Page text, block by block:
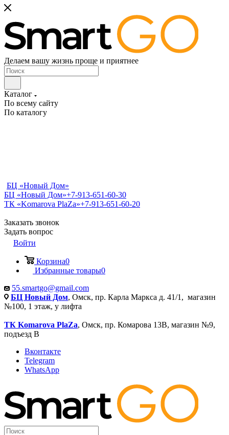
Делаем вашу жизнь проще и приятнее
Каталог
По всему сайту
По каталогу
БЦ «Новый Дом»
БЦ «Новый Дом»+7-913-651-60-30
ТК «Komarova PlaZa»+7-913-651-60-20
Заказать звонок
Задать вопрос
Войти
Корзина0
Избранные товары0
55.smartgo@gmail.com
БЦ Новый Дом, Омск, пр. Карла Маркса д. 41/1, магазин
№100, 1 этаж, у лифта
ТК Komarova PlaZa, Омск, пр. Комарова 13В, магазин №9,
подъезд В
Вконтакте
Telegram
WhatsApp